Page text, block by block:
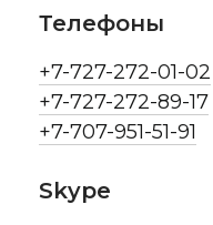
Телефоны
+7-727-272-01-02
+7-727-272-89-17
+7-707-951-51-91
Skype